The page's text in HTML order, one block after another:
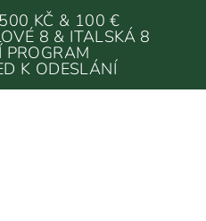
KČ & 100 €
8 & ITALSKÁ 8
PROGRAM
K ODESLÁNÍ